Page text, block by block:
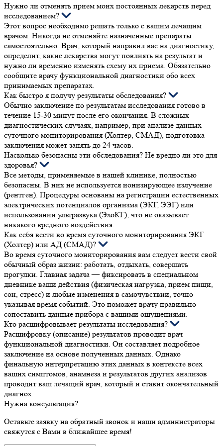
Нужно ли отменять прием моих постоянных лекарств перед
исследованием?
Этот вопрос необходимо решать только с вашим лечащим
врачом. Никогда не отменяйте назначенные препараты
самостоятельно. Врач, который направил вас на диагностику,
определит, какие лекарства могут повлиять на результат и
нужно ли временно изменять схему их приема. Обязательно
сообщите врачу функциональной диагностики обо всех
принимаемых препаратах.
Как быстро я получу результаты обследования?
Обычно заключение по результатам исследования готово в
течение 15-30 минут после его окончания. В сложных
диагностических случаях, например, при анализе данных
суточного мониторирования (Холтер, СМАД), подготовка
заключения может занять до 24 часов.
Насколько безопасны эти обследования? Не вредно ли это для
здоровья?
Все методы, применяемые в нашей клинике, полностью
безопасны. В них не используется ионизирующее излучение
(рентген). Процедуры основаны на регистрации естественных
электрических потенциалов организма (ЭКГ, ЭЭГ) или
использовании ультразвука (ЭхоКГ), что не оказывает
никакого вредного воздействия.
Как себя вести во время суточного мониторирования ЭКГ
(Холтер) или АД (СМАД)?
Во время суточного мониторирования вам следует вести свой
обычный образ жизни: работать, отдыхать, совершать
прогулки. Главная задача — фиксировать в специальном
дневнике ваши действия (физическая нагрузка, прием пищи,
сон, стресс) и любые изменения в самочувствии, точно
указывая время событий. Это поможет врачу правильно
сопоставить данные прибора с вашими ощущениями.
Кто расшифровывает результаты исследования?
Расшифровку (описание) результатов проводит врач
функциональной диагностики. Он составляет подробное
заключение на основе полученных данных. Однако
финальную интерпретацию этих данных в контексте всех
ваших симптомов, анамнеза и результатов других анализов
проводит ваш лечащий врач, который и ставит окончательный
диагноз.
Нужна консультация?
Оставьте заявку на обратный звонок и наши администраторы
свяжутся с Вами в ближайшее время!